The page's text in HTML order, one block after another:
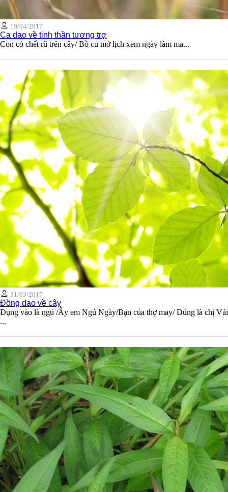
19/04/2017
Ca dao về tinh thần tương trợ
Con cò chết rũ trên cây/ Bồ cu mở lịch xem ngày làm ma...
31/03/2017
Đồng dao về cây
Đụng vào là ngủ /Ấy em Ngủ Ngày/Bạn của thợ may/ Đúng là chị Vải
...